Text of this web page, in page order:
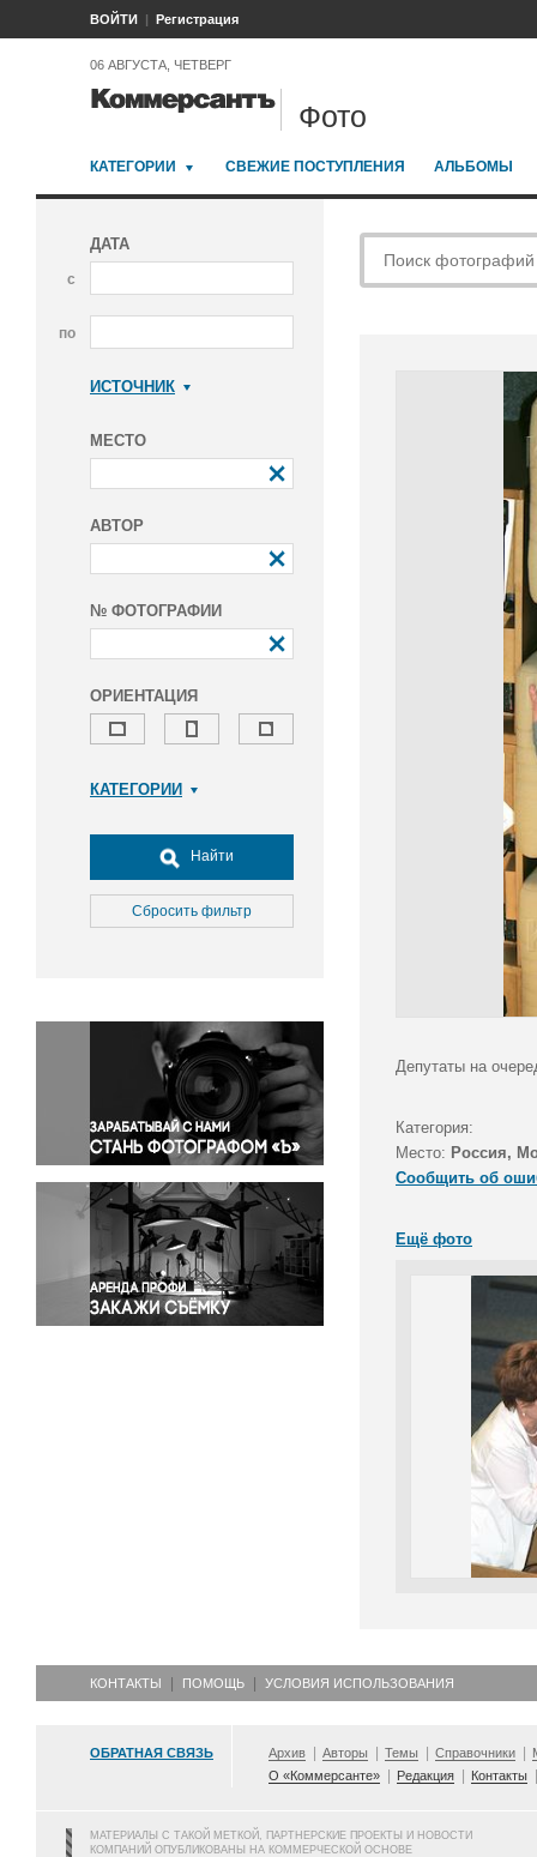
ВОЙТИ Регистрация
06 АВГУСТА, ЧЕТВЕРГ
Фото
КАТЕГОРИИ СВЕЖИЕ ПОСТУПЛЕНИЯ АЛЬБОМЫ
ДАТА
с
по
ИСТОЧНИК
МЕСТО
АВТОР
№ ФОТОГРАФИИ
ОРИЕНТАЦИЯ
КАТЕГОРИИ
Досуг, туризм и отдых
Культура
Медицина
Окружающая среда
Политика
Правосудие
Происшествия и конфликты
Религия
Светская жизнь
Спорт
Экология
Экономика и бизнес
Найти
Сбросить фильтр
Депутаты на
Категория:
Место: Россия,
Сообщить об
Ещё фото
КОНТАКТЫ ПОМОЩЬ УСЛОВИЯ ИСПОЛЬЗОВАНИЯ
ОБРАТНАЯ СВЯЗЬ Архив Авторы Темы Справочники
О «Коммерсанте»
Редакция Контакты
МАТЕРИАЛЫ С ТАКОЙ МЕТКОЙ, ПАРТНЕРСКИЕ ПРОЕКТЫ И НОВОСТИ
КОМПАНИЙ ОПУБЛИКОВАНЫ НА КОММЕРЧЕСКОЙ ОСНОВЕ